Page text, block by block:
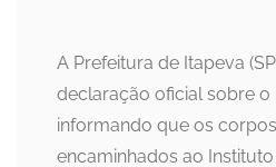
A Prefeitura de Itapeva
declaração oficial sobre o
informando que os
encaminhados ao